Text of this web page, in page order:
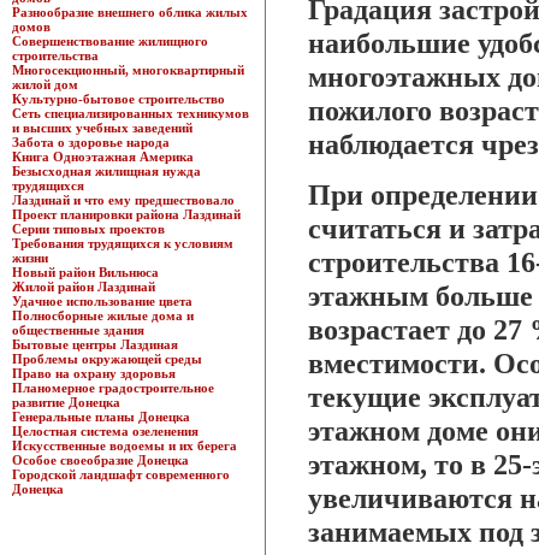
Разнообразие внешнего облика жилых
домов
Совершенствование жилищного
строительства
Многосекционный, многоквартирный
жилой дом
Культурно-бытовое строительство
Сеть специализированных техникумов
и высших учебных заведений
Забота о здоровье народа
Книга Одноэтажная Америка
Безысходная жилищная нужда
трудящихся
Лаздинай и что ему предшествовало
Проект планировки района Лаздинай
Серии типовых проектов
Требования трудящихся к условиям
жизни
Новый район Вильнюса
Жилой район Лаздинай
Удачное использование цвета
Полносборные жилые дома и
общественные здания
Бытовые центры Лаздиная
Проблемы окружающей среды
Право на охрану здоровья
Планомерное градостроительное
развитие Донецка
Генеральные планы Донецка
Целостная система озеленения
Искусственные водоемы и их берега
Особое своеобразие Донецка
Городской ландшафт современного
Донецка
Градация
наибольшие
многоэтажных
пожилого
наблюдается
При
считаться и
строительства
этажным больше
возрастает до
вместимости.
текущие
этажном доме
этажном, то в
увеличиваются
занимаемых под